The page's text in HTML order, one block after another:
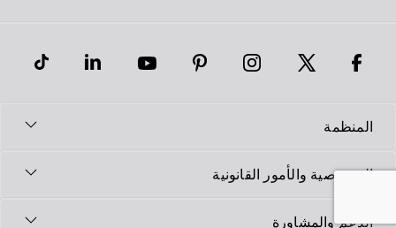
المنظمة
الخصوصية والأمور القانونية
الدعم والمشاورة